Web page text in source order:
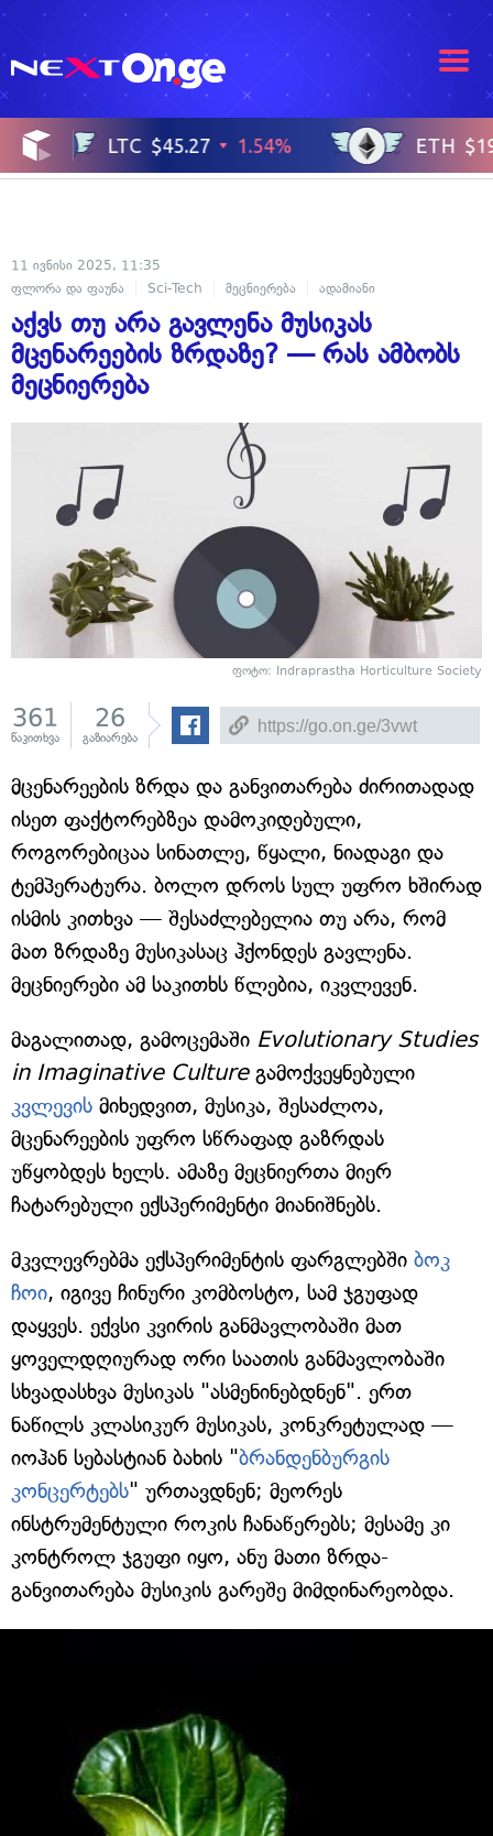
11 ივნისი 2025, 11:35
ფლორა და ფაუნა
Sci-Tech მეცნიერება ადამიანი
აქვს თუ არა გავლენა მუსიკას
მცენარეების ზრდაზე? — რას ამბობს
მეცნიერება
ფოტო: Indraprastha Horticulture Society
361
წაკითხვა
26
გაზიარება
მცენარეების ზრდა და განვითარება ძირითადად
ისეთ ფაქტორებზეა დამოკიდებული,
როგორებიცაა სინათლე, წყალი, ნიადაგი და
ტემპერატურა. ბოლო დროს სულ უფრო ხშირად
ისმის კითხვა — შესაძლებელია თუ არა, რომ
მათ ზრდაზე მუსიკასაც ჰქონდეს გავლენა.
მეცნიერები ამ საკითხს წლებია, იკვლევენ.
მაგალითად, გამოცემაში Evolutionary Studies
in Imaginative Cultureგამოქვეყნებული
კვლევის მიხედვით, მუსიკა, შესაძლოა,
მცენარეების უფრო სწრაფად გაზრდას
უწყობდეს ხელს. ამაზე მეცნიერთა მიერ
ჩატარებული ექსპერიმენტი მიანიშნებს.
მკვლევრებმა ექსპერიმენტის ფარგლებში ბოკ
ჩოი, იგივე ჩინური კომბოსტო, სამ ჯგუფად
დაყვეს. ექვსი კვირის განმავლობაში მათ
ყოველდღიურად ორი საათის განმავლობაში
სხვადასხვა მუსიკას "ასმენინებდნენ". ერთ
ნაწილს კლასიკურ მუსიკას, კონკრეტულად —
იოჰან სებასტიან ბახის "ბრანდენბურგის
კონცერტებს" ურთავდნენ; მეორეს
ინსტრუმენტული როკის ჩანაწერებს; მესამე კი
კონტროლ ჯგუფი იყო, ანუ მათი ზრდა-
განვითარება მუსიკის გარეშე მიმდინარეობდა.